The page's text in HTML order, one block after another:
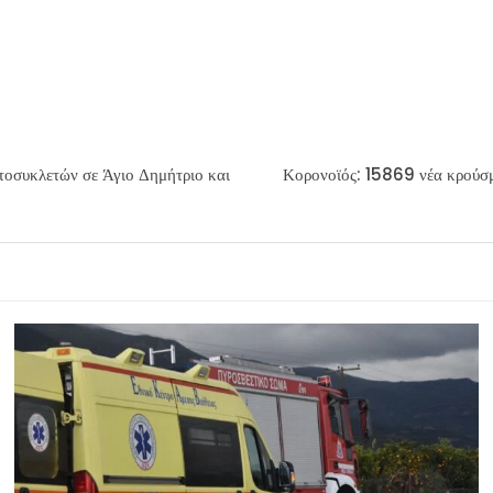
σε Άγιο Δημήτριο και Κορονοϊός: 15869 νέα